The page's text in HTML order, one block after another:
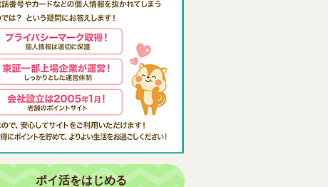
ポイ活をはじめる